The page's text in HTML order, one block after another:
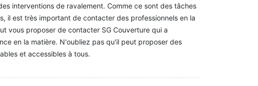
interventions de ravalement. Comme ce sont des tâches
il est très important de contacter des professionnels en la
vous proposer de contacter SG Couverture qui a
en la matière. N'oubliez pas qu'il peut proposer des
et accessibles à tous.